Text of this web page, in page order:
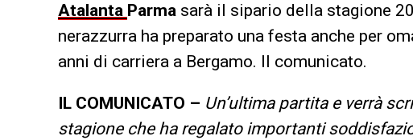
Atalanta Parma sarà il sipario della stagione
nerazzurra ha preparato una festa anche per
anni di carriera a Bergamo. Il comunicato.
IL COMUNICATO – Un’ultima partita e verrà
stagione che ha regalato importanti